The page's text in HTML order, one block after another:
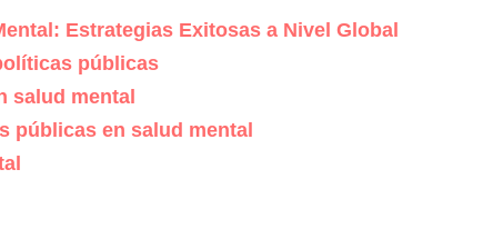
Estrategias Exitosas a Nivel Global
públicas
salud mental
públicas en salud mental